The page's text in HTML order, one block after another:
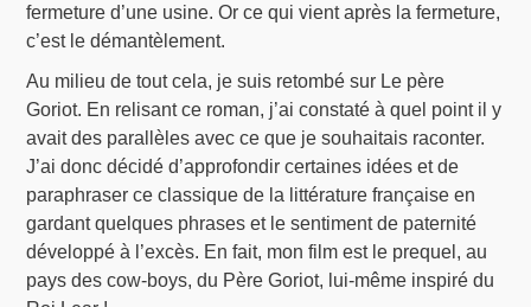
fermeture d’une usine. Or ce qui vient après la fermeture,
c’est le démantèlement.
Au milieu de tout cela, je suis retombé sur Le père
Goriot. En relisant ce roman, j’ai constaté à quel point il y
avait des parallèles avec ce que je souhaitais raconter.
J’ai donc décidé d’approfondir certaines idées et de
paraphraser ce classique de la littérature française en
gardant quelques phrases et le sentiment de paternité
développé à l’excès. En fait, mon film est le prequel, au
pays des cow-boys, du Père Goriot, lui-même inspiré du